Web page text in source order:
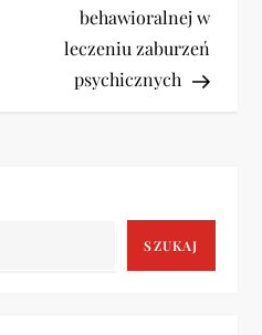
behawioralnej w
leczeniu zaburzeń
psychicznych
SZUKAJ